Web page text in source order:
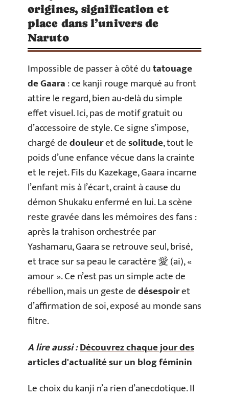
origines, signification et
place dans l’univers de
Naruto
Impossible de passer à côté dutatouage
de Gaara: ce kanji rouge marqué au front
attire le regard, bien au-delà du simple
effet visuel. Ici, pas de motif gratuit ou
d’accessoire de style. Ce signe s’impose,
chargé dedouleuret desolitude, tout le
poids d’une enfance vécue dans la crainte
et le rejet. Fils du Kazekage, Gaara incarne
l’enfant mis à l’écart, craint à cause du
démon Shukaku enfermé en lui. La scène
reste gravée dans les mémoires des fans :
après la trahison orchestrée par
Yashamaru, Gaara se retrouve seul, brisé,
et trace sur sa peau le caractère 愛 (ai), «
amour ». Ce n’est pas un simple acte de
rébellion, mais un geste dedésespoiret
d’affirmation de soi, exposé au monde sans
filtre.
A lire aussi :Découvrez chaque jour des
articles d'actualité sur un blog féminin
Le choix du kanji n’a rien d’anecdotique. Il